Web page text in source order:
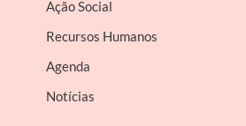
Ação Social
Recursos Humanos
Agenda
Notícias